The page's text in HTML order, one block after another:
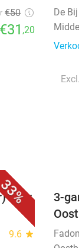
€50
€31,20
De
voor
9.6 star
3-